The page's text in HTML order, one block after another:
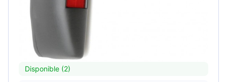
Disponible (2)